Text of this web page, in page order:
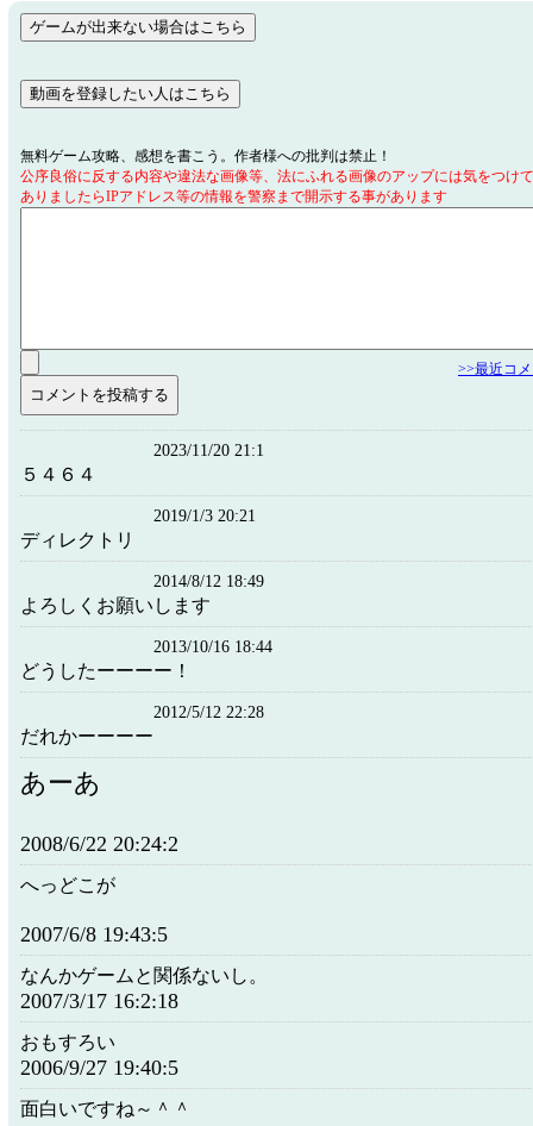
無料ゲーム攻略、感想を書こう。作者様への批判は禁止！
公序良俗に反する内容や違法な画像等、法にふれる画像のアップには気をつけ
ありましたらIPアドレス等の情報を警察まで開示する事があります
>>最近コ
2023/11/20 21:1
５４６４
2019/1/3 20:21
ディレクトリ
2014/8/12 18:49
よろしくお願いします
2013/10/16 18:44
どうしたーーーー！
2012/5/12 22:28
だれかーーーー
あーあ
2008/6/22 20:24:2
へっどこが
2007/6/8 19:43:5
なんかゲームと関係ないし。
2007/3/17 16:2:18
おもすろい
2006/9/27 19:40:5
面白いですね～＾＾